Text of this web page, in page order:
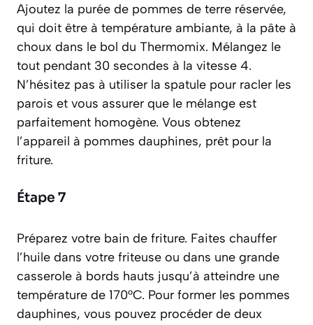
Ajoutez la purée de pommes de terre réservée,
qui doit être à température ambiante, à la pâte à
choux dans le bol du Thermomix. Mélangez le
tout pendant 30 secondes à la vitesse 4.
N’hésitez pas à utiliser la spatule pour racler les
parois et vous assurer que le mélange est
parfaitement homogène. Vous obtenez
l’appareil à pommes dauphines, prêt pour la
friture.
Étape 7
Préparez votre bain de friture. Faites chauffer
l’huile dans votre friteuse ou dans une grande
casserole à bords hauts jusqu’à atteindre une
température de 170°C. Pour former les pommes
dauphines, vous pouvez procéder de deux